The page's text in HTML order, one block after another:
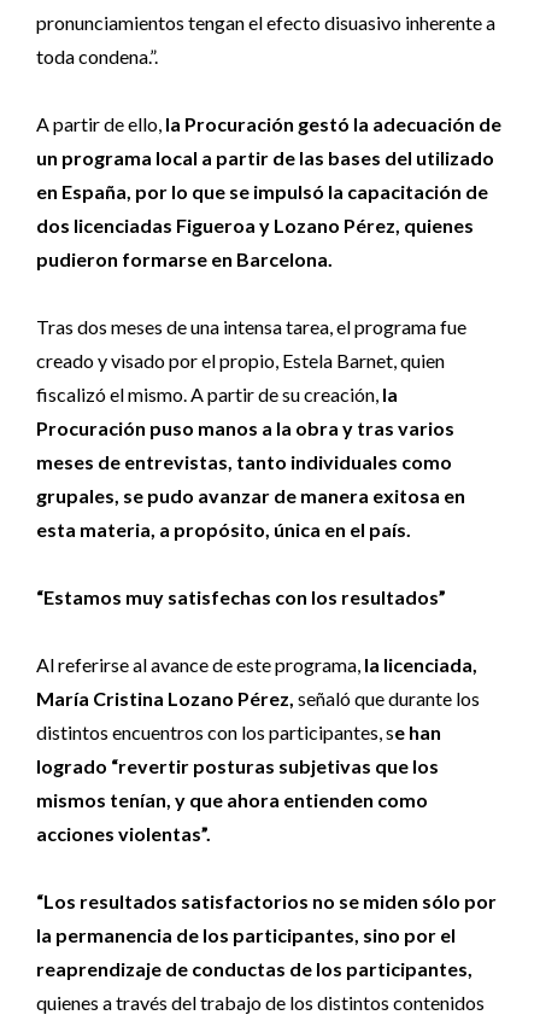
pronunciamientos tengan el efecto disuasivo inherente a
toda condena.”.
A partir de ello, la Procuración gestó la adecuación de
un programa local a partir de las bases del utilizado
en España, por lo que se impulsó la capacitación de
dos licenciadas Figueroa y Lozano Pérez, quienes
pudieron formarse en Barcelona.
Tras dos meses de una intensa tarea, el programa fue
creado y visado por el propio, Estela Barnet, quien
fiscalizó el mismo. A partir de su creación, la
Procuración puso manos a la obra y tras varios
meses de entrevistas, tanto individuales como
grupales, se pudo avanzar de manera exitosa en
esta materia, a propósito, única en el país.
“Estamos muy satisfechas con los resultados”
Al referirse al avance de este programa, la licenciada,
María Cristina Lozano Pérez, señaló que durante los
distintos encuentros con los participantes, se han
logrado “revertir posturas subjetivas que los
mismos tenían, y que ahora entienden como
acciones violentas”.
“Los resultados satisfactorios no se miden sólo por
la permanencia de los participantes, sino por el
reaprendizaje de conductas de los participantes,
quienes a través del trabajo de los distintos contenidos